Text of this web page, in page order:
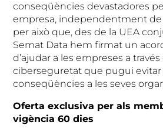
conseqüències devastadores
empresa, independentment de
per això que, des de la UEA
Semat Data hem firmat un
d’ajudar a les empreses a
ciberseguretat que pugui evitar
conseqüències a les seves
Oferta exclusiva per als
vigència 60 dies